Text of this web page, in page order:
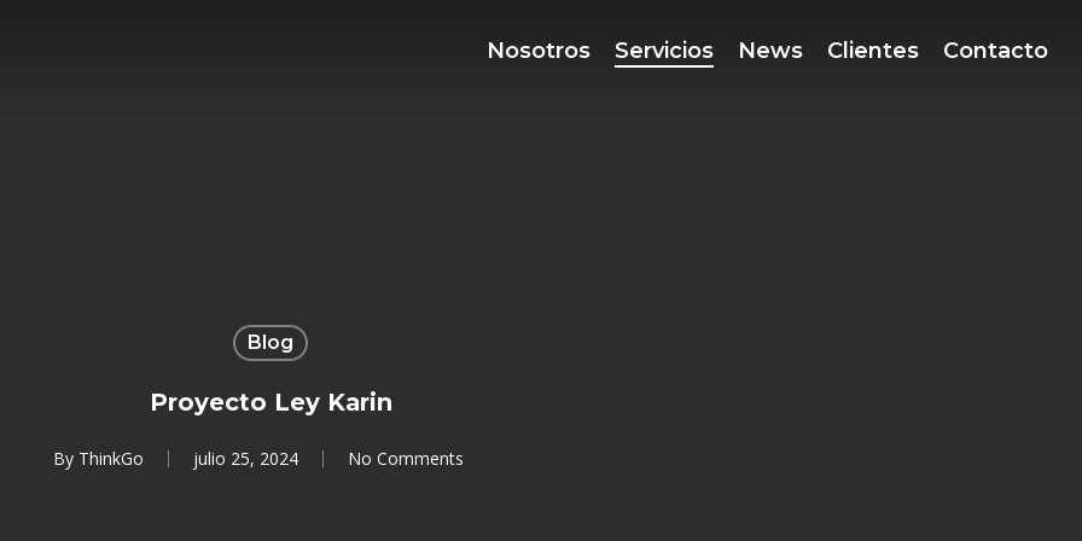
Nosotros Servicios News Clientes Contacto
Blog
Proyecto Ley Karin
By ThinkGo julio 25, 2024 No Comments